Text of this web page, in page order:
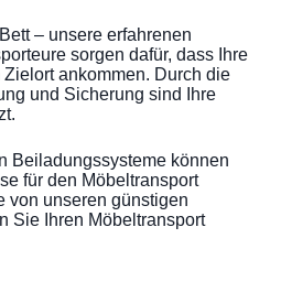
– unsere erfahrenen
sorgen dafür, dass Ihre
ankommen. Durch die
und Sicherung sind Ihre
Beiladungssysteme können
für den Möbeltransport
von unseren günstigen
Sie Ihren Möbeltransport